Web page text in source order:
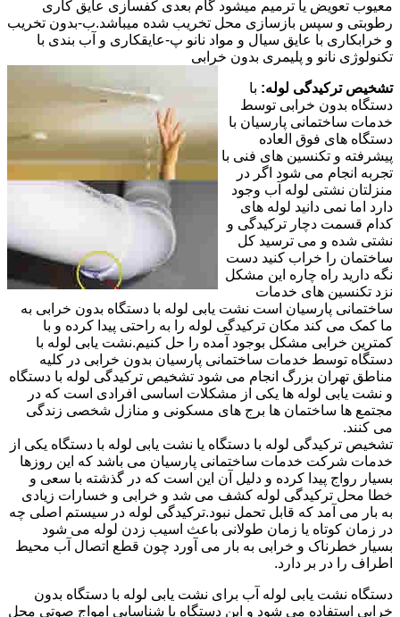
معیوب تعویض یا ترمیم میشود گام بعدی کفسازی عایق کاری
رطوبتی و سپس بازسازی محل تخریب شده میباشد.ب-بدون تخریب
و خرابکاری با عایق سیال و مواد نانو پ-عایقکاری و آب بندی با
تکنولوژی نانو و پلیمری بدون خرابی
تشخیص ترکیدگی لوله: با
دستگاه بدون خرابی توسط
خدمات ساختمانی پارسیان با
دستگاه های فوق العاده
پیشرفته و تکنسین های فنی با
تجربه انجام می شود اگر در
منزلتان نشتی لوله آب وجود
دارد اما نمی دانید لوله های
کدام قسمت دچار ترکیدگی و
نشتی شده و می ترسید کل
ساختمان را خراب کنید دست
نگه دارید راه چاره این مشکل
نزد تکنسین های خدمات
ساختمانی پارسیان است نشت یابی لوله با دستگاه بدون خرابی به
ما کمک می کند مکان ترکیدگی لوله را به راحتی پیدا کرده و با
کمترین خرابی مشکل بوجود آمده را حل کنیم.نشت یابی لوله با
دستگاه توسط خدمات ساختمانی پارسیان بدون خرابی در کلیه
مناطق تهران بزرگ انجام می شود تشخیص ترکیدگی لوله با دستگاه
و نشت یابی لوله ها یکی از مشکلات اساسی افرادی است که در
مجتمع ها ساختمان ها برج های مسکونی و منازل شخصی زندگی
می کنند.
تشخیص ترکیدگی لوله با دستگاه یا نشت یابی لوله با دستگاه یکی از
خدمات شرکت خدمات ساختمانی پارسیان می باشد که این روزها
بسیار رواج پیدا کرده و دلیل آن این است که در گذشته با سعی و
خطا محل ترکیدگی لوله کشف می شد و خرابی و خسارات زیادی
به بار می آمد که قابل تحمل نبود.ترکیدگی لوله در سیستم اصلی چه
در زمان کوتاه یا زمان طولانی باعث اسیب زدن لوله می شود
بسیار خطرناک و خرابی به بار می آورد چون قطع اتصال آب محیط
اطراف را در بر دارد.
دستگاه نشت یابی لوله آب برای نشت یابی لوله با دستگاه بدون
خرابی استفاده می شود و این دستگاه با شناسایی امواج صوتی محل